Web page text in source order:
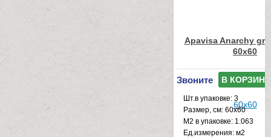
Apavisa Anarchy
60x60
Звоните В КОРЗИНУ
Шт.в упаковке: 3
Размер, см: 60x60
М2 в упаковке: 1.063
Ед.измерения: м2